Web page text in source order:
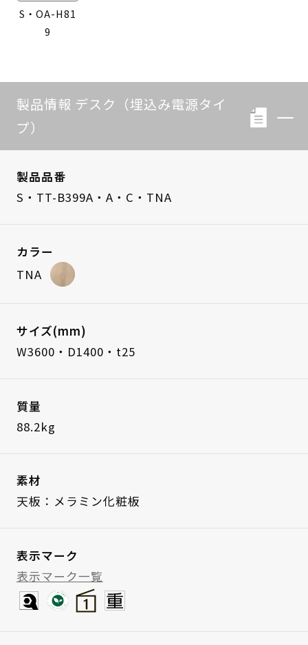
S・OA-H81
9
製品情報 デスク（埋込み電源タイ
プ）
製品品番
S・TT-B399A・A・C・TNA
カラー
TNA
サイズ(mm)
W3600・D1400・t25
質量
88.2kg
素材
天板：メラミン化粧板
表示マーク
表示マーク一覧